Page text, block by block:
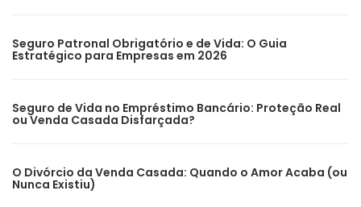
Seguro Patronal Obrigatório e de Vida: O Guia
Estratégico para Empresas em 2026
Seguro de Vida no Empréstimo Bancário: Proteção Real
ou Venda Casada Disfarçada?
O Divórcio da Venda Casada: Quando o Amor Acaba (ou
Nunca Existiu)